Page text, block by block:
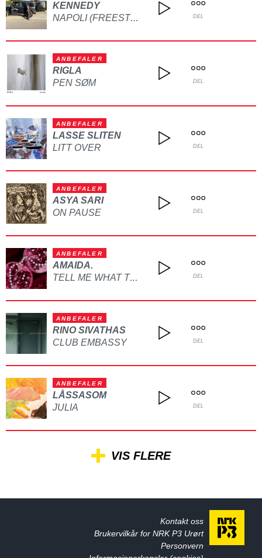
KENNEDY
NAPOLI (FREESTYLE) DEL
ANBEFALER
RIGLA
PEN SØM
DEL
ANBEFALER
LASSE SLITEN
LITT OVER
DEL
ANBEFALER
ASYA SARI
ON PAUSE
DEL
ANBEFALER
AMAIDA.
TELL ME WHAT TO DO DEL
ANBEFALER
RINO SIVATHAS
CLUB EMBASSY
DEL
ANBEFALER
LÅSSASOM
JULIA
DEL
VIS FLERE
Kontakt oss
Brukervilkår for NRK P3 Urørt
Personvern